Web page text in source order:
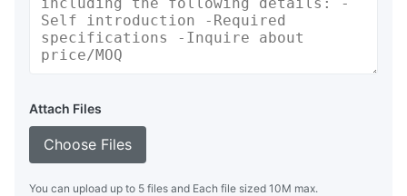
Attach Files
Choose Files
You can upload up to 5 files and Each file sized 10M max.